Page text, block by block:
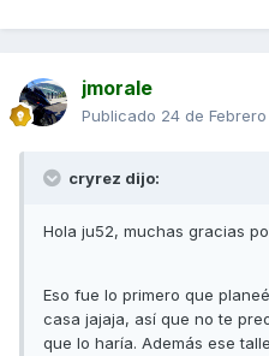
jmorale
Publicado 24 de
cryrez dijo:
Hola ju52, muchas gracias
Eso fue lo primero que
casa jajaja, así que no te
que lo haría. Además ese